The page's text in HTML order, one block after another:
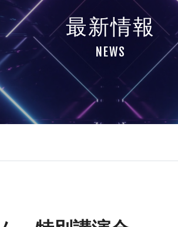
最 新 情 報
N E W S